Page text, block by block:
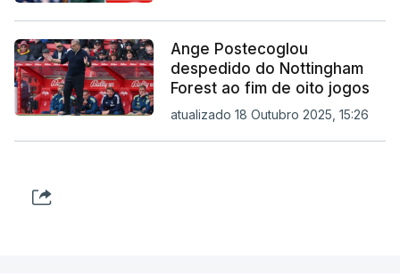
Ange Postecoglou
despedido do Nottingham
Forest ao fim de oito jogos
atualizado 18 Outubro 2025, 15:26